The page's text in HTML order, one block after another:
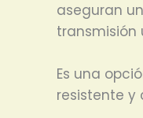
aseguran
transmisión
Es una
resistente y